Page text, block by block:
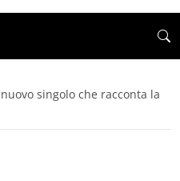
nuovo singolo che racconta la